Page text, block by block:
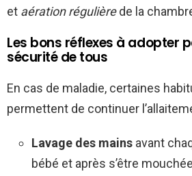
et aération régulièrede la
Les bons réflexes à adopter
sécurité de tous
En cas de maladie, certaines
permettent de continuer
Lavage des mains avant
bébé et après s’être